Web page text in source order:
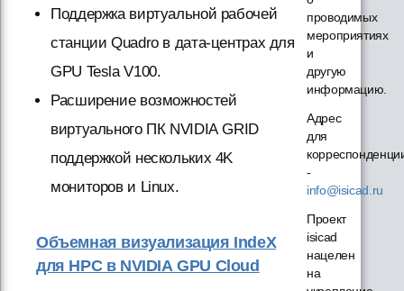
Поддержка виртуальной рабочей
станции Quadro в дата-центрах для
GPU Tesla V100.
Расширение возможностей
виртуального ПК NVIDIA GRID
поддержкой нескольких 4K
мониторов и Linux.
Объемная визуализация IndeX
для HPC в NVIDIA GPU Cloud
проводимых
мероприятиях
и
другую
информацию.
Адрес
для
-
info@isicad.ru
Проект
isicad
нацелен
на